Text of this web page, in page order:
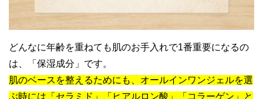
どんなに年齢を重ねても肌のお手入れで1番重要になるの
は、「保湿成分」です。
肌のベースを整えるためにも、オールインワンジェルを選
ぶ時には「セラミド」「ヒアルロン酸」「コラーゲン」と